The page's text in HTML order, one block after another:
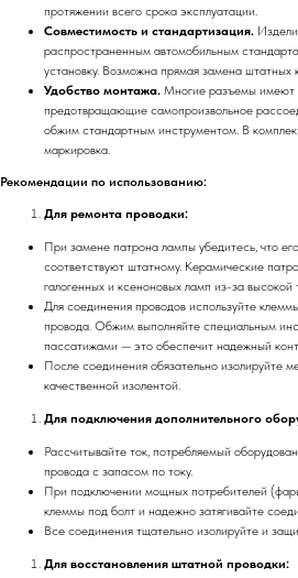
протяжении всего срока эксплуатации.
Совместимость и стандартизация.
распространенным автомобильным
установку. Возможна прямая замена штатных
Удобство монтажа. Многие разъемы имеют
предотвращающие самопроизвольное
обжим стандартным инструментом. В
маркировка.
Рекомендации по использованию:
Для ремонта проводки:
При замене патрона лампы убедитесь, что
соответствуют штатному. Керамические
галогенных и ксеноновых ламп из-за высокой
Для соединения проводов используйте
провода. Обжим выполняйте специальным
пассатижами — это обеспечит надежный
После соединения обязательно изолируйте
качественной изолентой.
Для подключения дополнительного
Рассчитывайте ток, потребляемый
провода с запасом по току.
При подключении мощных потребителей
клеммы под болт и надежно затягивайте
Все соединения тщательно изолируйте и
Для восстановления штатной проводки: